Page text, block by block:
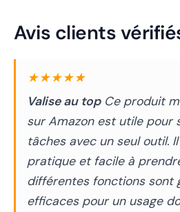
Avis clients
★★★★★
Valise au topCe produit
sur Amazon est utile pour
tâches avec un seul outil.
pratique et facile à
différentes fonctions sont
efficaces pour un usage